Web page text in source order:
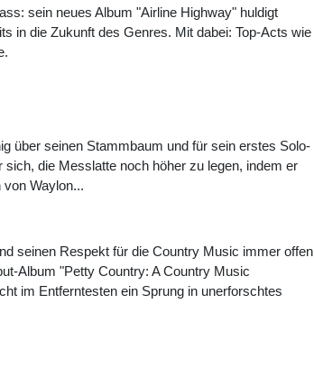
sein neues Album "Airline Highway" huldigt
in die Zukunft des Genres. Mit dabei: Top-Acts wie
über seinen Stammbaum und für sein erstes Solo-
die Messlatte noch höher zu legen, indem er
Waylon...
seinen Respekt für die Country Music immer offen
Album "Petty Country: A Country Music
im Entferntesten ein Sprung in unerforschtes